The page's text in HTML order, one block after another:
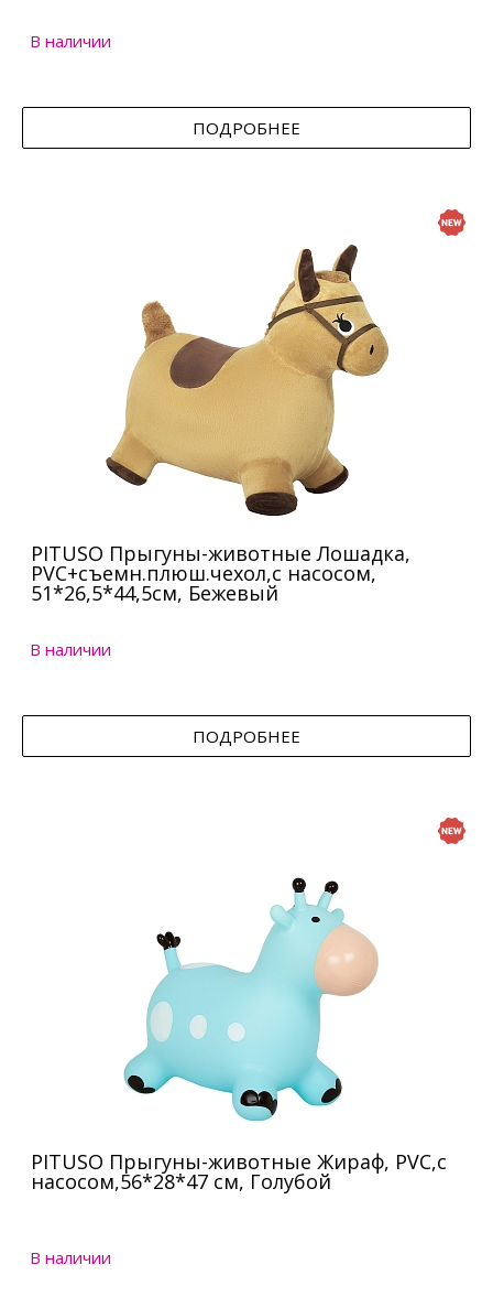
В наличии
ПОДРОБНЕЕ
PITUSO Прыгуны-животные Лошадка,
PVC+съемн.плюш.чехол,с насосом,
51*26,5*44,5см, Бежевый
В наличии
ПОДРОБНЕЕ
PITUSO Прыгуны-животные Жираф, PVC,с
насосом,56*28*47 см, Голубой
В наличии